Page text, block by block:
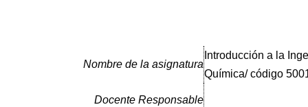
Nombre de la asignatura
Introducción a la
Química/ código
Docente Responsable